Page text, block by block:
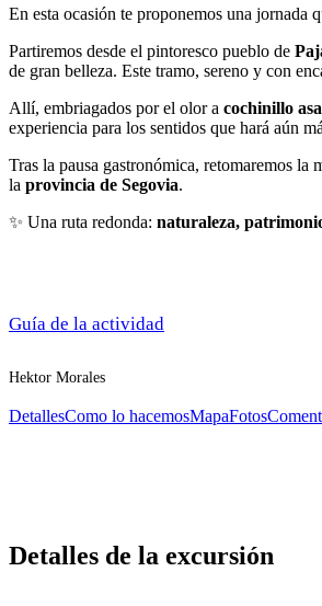
En esta ocasión te proponemos una jornada
Partiremos desde el pintoresco pueblo de
de gran belleza. Este tramo, sereno y con
Allí, embriagados por el olor a cochinillo
experiencia para los sentidos que hará aún
Tras la pausa gastronómica, retomaremos la
la provincia de Segovia.
✨ Una ruta redonda: naturaleza,
Guía de la actividad
Hektor Morales
DetallesComo lo hacemosMapaFotos
Detalles de la excursión